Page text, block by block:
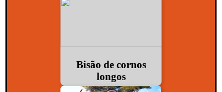
Bisão de cornos
longos